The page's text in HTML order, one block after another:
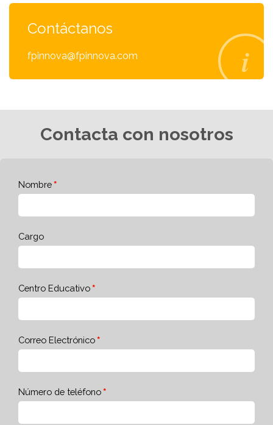
Contáctanos
fpinnova@fpinnova.com
Contacta con nosotros
Nombre
Cargo
Centro Educativo
Correo Electrónico
Número de teléfono